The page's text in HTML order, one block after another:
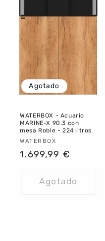
Agotado
WATERBOX - Acuario
MARINE-X 90.3 con
mesa Roble - 224 litros
Proveedor:
WATERBOX
Precio
1.699,99 €
Agotado